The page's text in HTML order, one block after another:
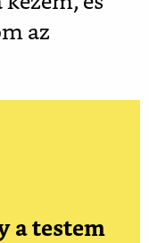
az
a testem